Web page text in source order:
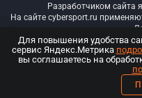
Разработчиком сайта
На сайте cybersport.ru
© ООО
Для повышения удобства
сервис Яндекс.Метрика
вы соглашаетесь на